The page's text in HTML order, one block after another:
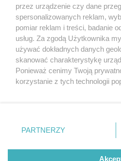
przez urządzenie czy dane
spersonalizowanych reklam,
pomiar reklam i treści, badanie
usług. Za zgodą Użytkownika
używać dokładnych danych
skanować charakterystykę
Ponieważ cenimy Twoją
korzystanie z tych technologii
nie wymagają zgody
się takiemu przetwarzaniu.
PARTNERZY